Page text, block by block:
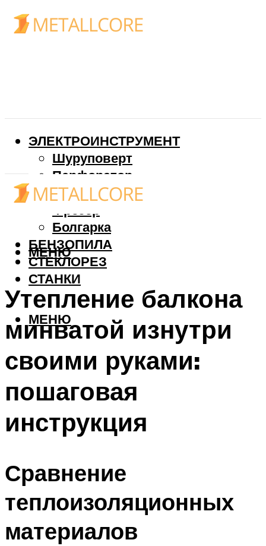
ЭЛЕКТРОИНСТРУМЕНТ
Шуруповерт
Перфоратор
Дрель
Фрезер
Болгарка
БЕНЗОПИЛА
СТЕКЛОРЕЗ
СТАНКИ
МЕНЮ
МЕНЮ
Утепление балкона
минватой изнутри
своими руками:
пошаговая
инструкция
Сравнение
теплоизоляционных
материалов